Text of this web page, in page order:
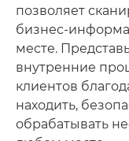
позволяет
бизнес-
месте.
внутренние
клиентов
находить,
обрабатывать